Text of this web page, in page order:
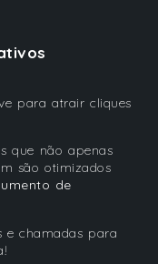
para atrair cliques
que não apenas
são otimizados
de
e chamadas para